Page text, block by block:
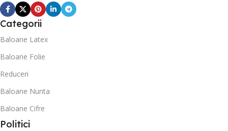
Categorii
Baloane Latex
Baloane Folie
Reduceri
Baloane Nunta
Baloane Cifre
Politici